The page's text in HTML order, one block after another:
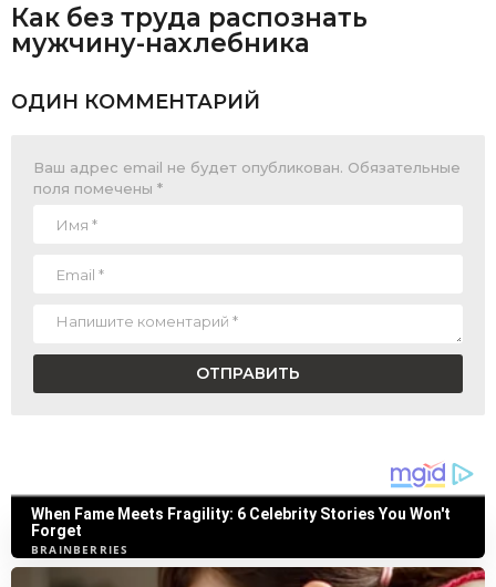
Как без труда распознать
мужчину-нахлебника
ОДИН КОММЕНТАРИЙ
Ваш адрес email не будет опубликован. Обязательные
поля помечены *